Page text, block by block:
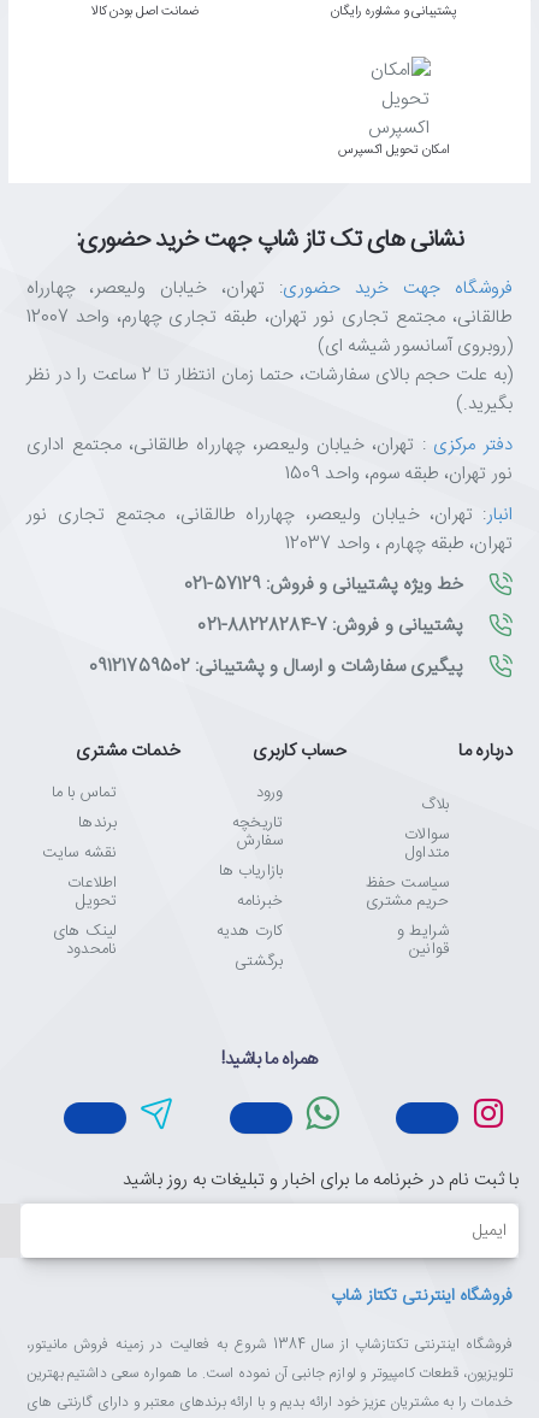
پشتیبانی و مشاوره رایگان ﺿﻤﺎﻧﺖ اﺻﻞ ﺑﻮدن ﮐﺎﻟﺎ
اﻣﮑﺎن ﺗﺤﻮﯾﻞ اﮐﺴﭙﺮس
نشانی های تک تاز شاپ جهت خرید حضوری:
فروشگاه جهت خرید حضوری: تهران، خیابان ولیعصر، چهارراه
طالقانی، مجتمع تجاری نور تهران، طبقه تجاری چهارم، واحد 12007
(روبروی آسانسور شیشه ای)
(به علت حجم بالای سفارشات، حتما زمان انتظار تا 2 ساعت را در نظر
بگیرید.)
دفتر مرکزی : تهران، خیابان ولیعصر، چهارراه طالقانی، مجتمع اداری
نور تهران، طبقه سوم، واحد 1509
انبار: تهران، خیابان ولیعصر، چهارراه طالقانی، مجتمع تجاری نور
تهران، طبقه چهارم ، واحد 12037
خط ویژه پشتیبانی و فروش: 57129-021
پشتیبانی و فروش: 7-88228284-021
پیگیری سفارشات و ارسال و پشتیبانی: 09121759502
درباره ما
بلاگ
سوالات
متداول
سیاست حفظ
حریم مشتری
شرایط و
قوانین
حساب کاربری
ورود
تاریخچه
سفارش
بازاریاب ها
خبرنامه
کارت هدیه
برگشتی
خدمات مشتری
تماس با ما
برندها
نقشه سایت
اطلاعات
تحویل
لینک های
نامحدود
همراه ما باشید!
با ثبت نام در خبرنامه ما برای اخبار و تبلیغات به روز باشید
ایمیل
فروشگاه اینترنتی تکتاز شاپ
فروشگاه اینترنتی تکتازشاپ از سال 1384 شروع به فعالیت در زمینه فروش مانیتور،
تلویزیون، قطعات کامپیوتر و لوازم جانبی آن نموده است. ما همواره سعی داشتیم بهترین
خدمات را به مشتریان عزیز خود ارائه بدیم و با ارائه برندهای معتبر و دارای گارنتی های